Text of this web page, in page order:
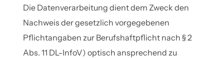
Die Datenverarbeitung dient dem Zweck den
Nachweis der gesetzlich vorgegebenen
Pflichtangaben zur Berufshaftpflicht nach § 2
Abs. 11 DL-InfoV) optisch ansprechend zu